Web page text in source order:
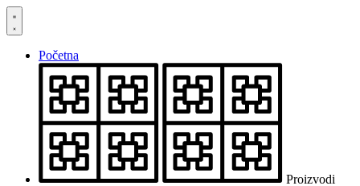
Skočite
na
Početna
Proizvodi